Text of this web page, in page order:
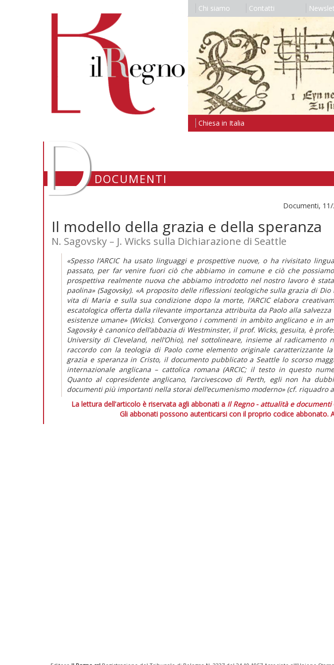
Chi siamo Contatti
Chiesa in Italia
DDOCUMENTI
Documenti,
Il modello della grazia e della speranza
N. Sagovsky – J. Wicks sulla Dichiarazione di Seattle
«Spesso l’ARCIC ha usato linguaggi e prospettive nuove, o ha rivisitato
passato, per far venire fuori ciò che abbiamo in comune e ciò che
prospettiva realmente nuova che abbiamo introdotto nel nostro lavoro è
paolina» (Sagovsky). «A proposito delle riflessioni teologiche sulla grazia di
vita di Maria e sulla sua condizione dopo la morte, l’ARCIC elabora
escatologica offerta dalla rilevante importanza attribuita da Paolo alla
esistenze umane» (Wicks). Convergono i commenti in ambito anglicano e in
Sagovsky è canonico dell’abbazia di Westminster, il prof. Wicks, gesuita, è
University di Cleveland, nell’Ohio), nel sottolineare, insieme al radicamento
raccordo con la teologia di Paolo come elemento originale caratterizzante
grazia e speranza in Cristo, il documento pubblicato a Seattle lo scorso
internazionale anglicana – cattolica romana (ARCIC; il testo in questo
Quanto al copresidente anglicano, l’arcivescovo di Perth, egli non ha
documenti più importanti nella storai dell’ecumenismo moderno» (cf. riquadro
La lettura dell'articolo è riservata agli abbonati a Il Regno - attualità e documenti
Gli abbonati possono autenticarsi con il proprio codice abbonato.